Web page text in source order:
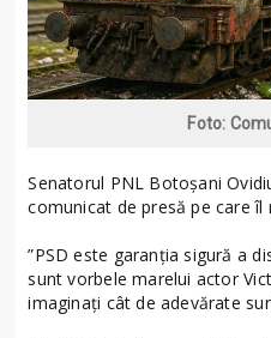
Foto:
Senatorul PNL Botoșani
comunicat de presă pe care
”PSD este garanția sigură a
sunt vorbele marelui actor
imaginați cât de adevărate